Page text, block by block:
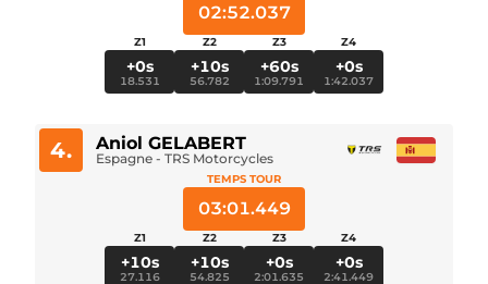
02:52.037
Z1
+0s
18.531
Z2
+10s
56.782
Z3
+60s
1:09.791
Z4
+0s
1:42.037
4. Aniol GELABERT
Espagne - TRS Motorcycles
TEMPS TOUR
03:01.449
Z1
+10s
27.116
Z2
+10s
54.825
Z3
+0s
2:01.635
Z4
+0s
2:41.449